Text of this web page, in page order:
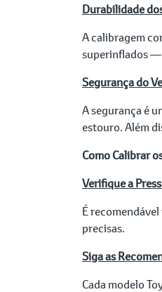
Durabilidade
A calibragem
superinflados —
Segurança do
A segurança é
estouro. Além
Como Calibrar
Verifique a
É
precisas.
Siga as
Cada modelo